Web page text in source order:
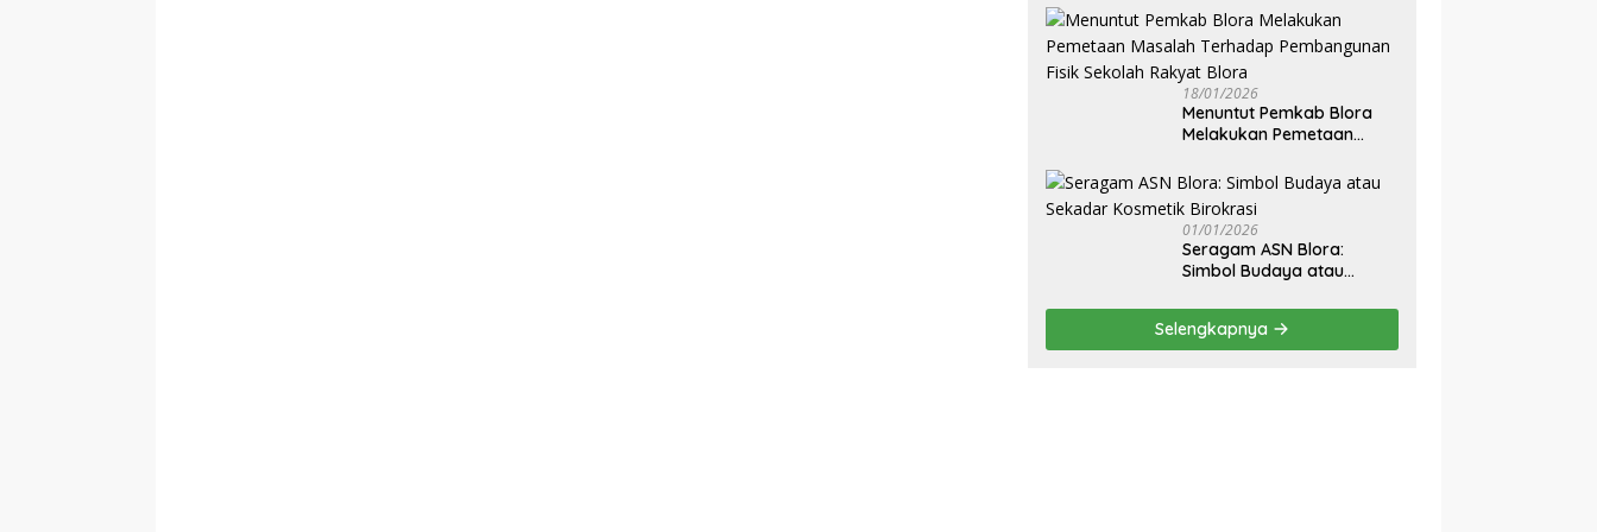
Transfer dan Kemandirian
Ekonomi Daerah”
18/01/2026
‎Menuntut Pemkab Blora
Melakukan Pemetaan
Pembangunan Fisik
Sekolah Rakyat Blora
01/01/2026
‎Seragam ASN Blora:
Simbol Budaya atau
Birokrasi
Selengkapnya